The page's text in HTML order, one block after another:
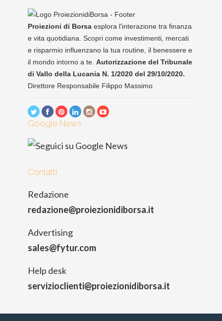
Proiezioni di Borsa esplora l'interazione tra finanza
e vita quotidiana. Scopri come investimenti, mercati
e risparmio influenzano la tua routine, il benessere e
il mondo intorno a te. Autorizzazione del Tribunale
di Vallo della Lucania N. 1/2020 del 29/10/2020.
Direttore Responsabile Filippo Massimo
Google News
Contatti
Redazione
redazione@proiezionidiborsa.it
Advertising
sales@fytur.com
Help desk
servizioclienti@proiezionidiborsa.it